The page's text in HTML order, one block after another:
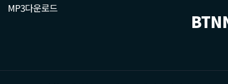
MP3다운로드